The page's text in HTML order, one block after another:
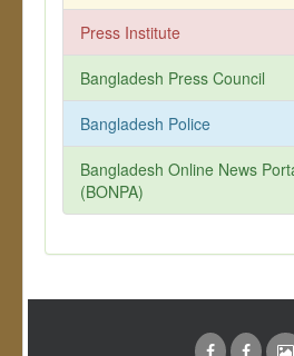
Press Institute
Bangladesh Press Council
Bangladesh Police
Bangladesh Online News
(BONPA)